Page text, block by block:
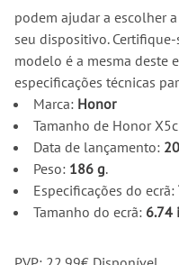
podem ajudar a escolher
seu dispositivo.
modelo é a mesma deste
especificações técnicas
Marca: Honor
Tamanho de Honor
Data de lançamento:
Peso: 186 g.
Especificações do ecrã:
Tamanho do ecrã: 6.74